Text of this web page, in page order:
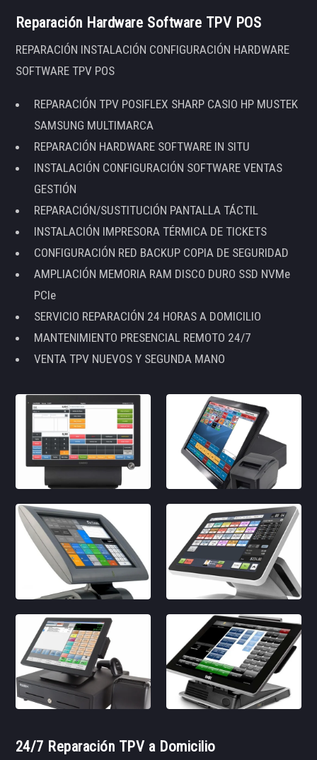
Reparación Hardware Software TPV POS
REPARACIÓN INSTALACIÓN CONFIGURACIÓN HARDWARE
SOFTWARE TPV POS
REPARACIÓN TPV POSIFLEX SHARP CASIO HP MUSTEK
SAMSUNG MULTIMARCA
REPARACIÓN HARDWARE SOFTWARE IN SITU
INSTALACIÓN CONFIGURACIÓN SOFTWARE VENTAS
GESTIÓN
REPARACIÓN/SUSTITUCIÓN PANTALLA TÁCTIL
INSTALACIÓN IMPRESORA TÉRMICA DE TICKETS
CONFIGURACIÓN RED BACKUP COPIA DE SEGURIDAD
AMPLIACIÓN MEMORIA RAM DISCO DURO SSD NVMe
PCIe
SERVICIO REPARACIÓN 24 HORAS A DOMICILIO
MANTENIMIENTO PRESENCIAL REMOTO 24/7
VENTA TPV NUEVOS Y SEGUNDA MANO
24/7 Reparación TPV a Domicilio